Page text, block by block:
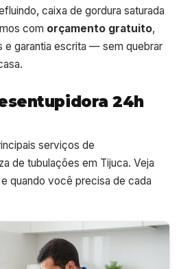
caixa de gordura saturada
com orçamento gratuito,
e garantia escrita — sem quebrar
24h
serviços de
de tubulações em Tijuca. Veja
quando você precisa de cada